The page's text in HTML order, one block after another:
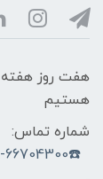
هستیم
شماره تماس:
☎️021-66704300☎️021-65011048📱09122903930